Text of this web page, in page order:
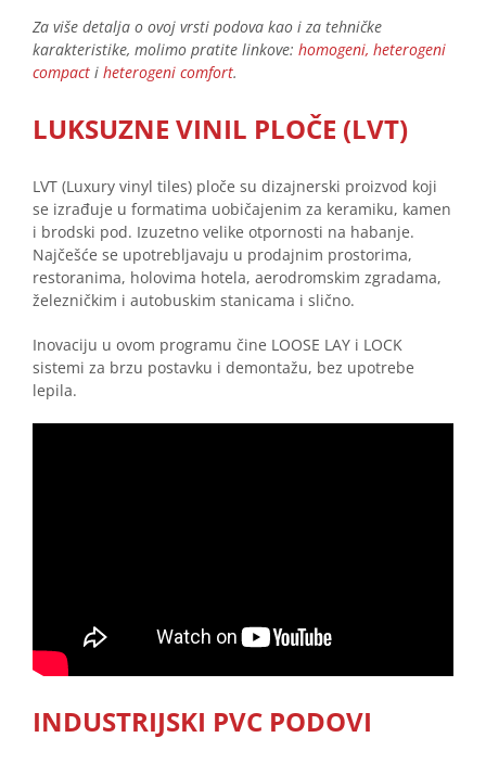
Za više detalja o ovoj vrsti podova kao i za tehničke
karakteristike, molimo pratite linkove: homogeni, heterogeni
compact i heterogeni comfort.
LUKSUZNE VINIL PLOČE (LVT)
LVT (Luxury vinyl tiles) ploče su dizajnerski proizvod koji
se izrađuje u formatima uobičajenim za keramiku, kamen
i brodski pod. Izuzetno velike otpornosti na habanje.
Najčešće se upotrebljavaju u prodajnim prostorima,
restoranima, holovima hotela, aerodromskim zgradama,
železničkim i autobuskim stanicama i slično.
Inovaciju u ovom programu čine LOOSE LAY i LOCK
sistemi za brzu postavku i demontažu, bez upotrebe
lepila.
INDUSTRIJSKI PVC PODOVI